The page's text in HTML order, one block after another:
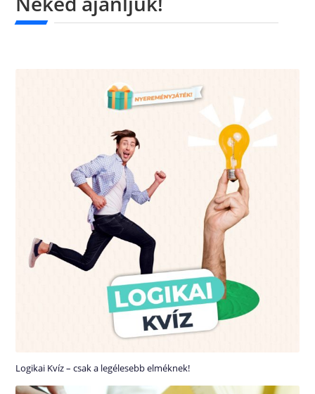
Logikai Kvíz – csak a legélesebb elméknek!